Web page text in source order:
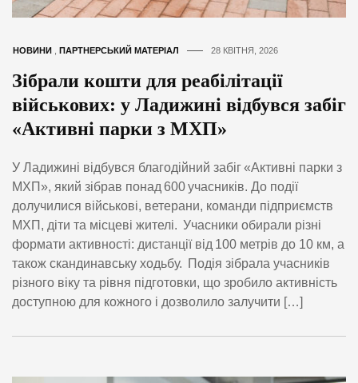
НОВИНИ ПАРТНЕРСЬКИЙ МАТЕРІАЛ 28 КВІТНЯ, 2026
Зібрали кошти для реабілітації
військових: у Ладижині відбувся забіг
«Активні парки з МХП»
У Ладижині відбувся благодійний забіг «Активні парки з
МХП», який зібрав понад 600 учасників. До події
долучилися військові, ветерани, команди підприємств
МХП, діти та місцеві жителі. Учасники обирали різні
формати активності: дистанції від 100 метрів до 10 км, а
також скандинавську ходьбу. Подія зібрала учасників
різного віку та рівня підготовки, що зробило активність
доступною для кожного і дозволило залучити […]